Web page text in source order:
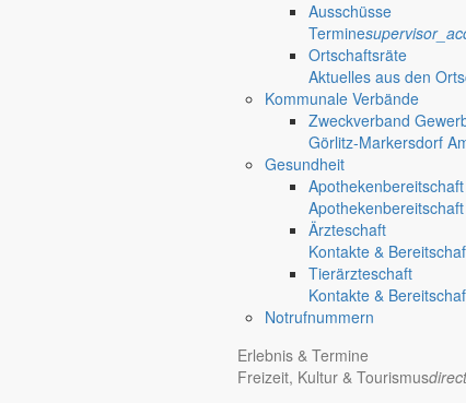
Ausschüsse
Termine
Ortschaftsräte
Aktuelles aus den
Kommunale Verbände
Zweckverband
Görlitz-Markersdorf
Gesundheit
Apothekenbereitschaft
Ärzteschaft
Kontakte &
Tierärzteschaft
Kontakte &
Notrufnummern
Erlebnis & Termine
Freizeit, Kultur & Tourismus